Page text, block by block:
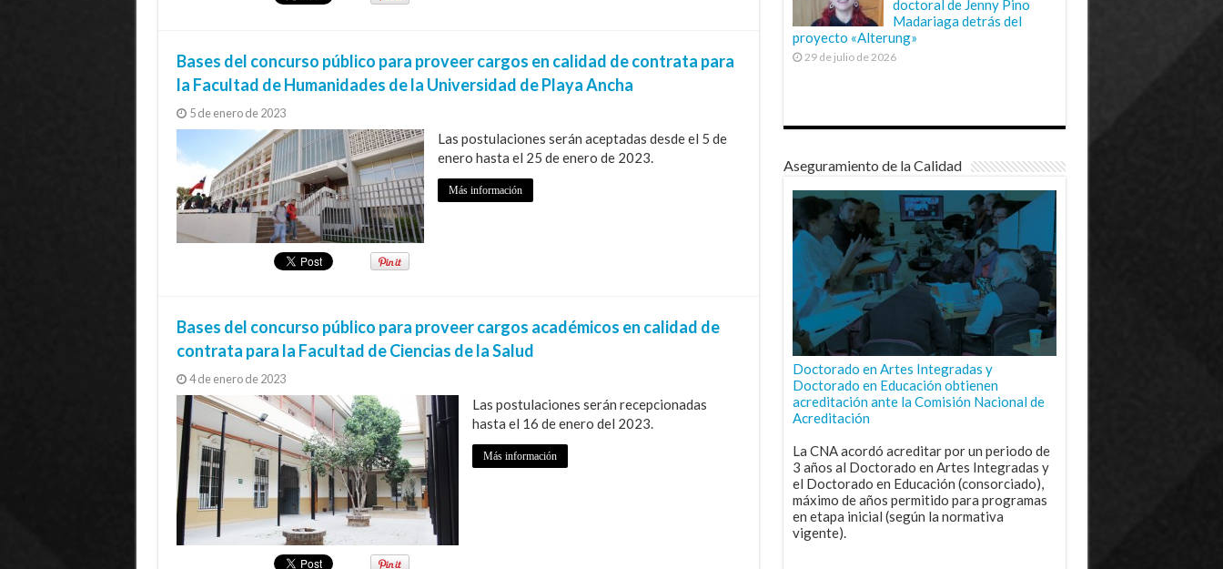
Bases del concurso público para proveer cargos en calidad de contrata para
la Facultad de Humanidades de la Universidad de Playa Ancha
5 de enero de 2023
Las postulaciones serán aceptadas desde el 5 de
enero hasta el 25 de enero de 2023.
Más información
Bases del concurso público para proveer cargos académicos en calidad de
contrata para la Facultad de Ciencias de la Salud
4 de enero de 2023
Las postulaciones serán recepcionadas
hasta el 16 de enero del 2023.
Más información
doctoral de Jenny Pino
Madariaga detrás del
proyecto «Alterung»
29 de julio de 2026
Aseguramiento de la Calidad
Doctorado en Artes Integradas y
Doctorado en Educación obtienen
acreditación ante la Comisión Nacional de
Acreditación
La CNA acordó acreditar por un periodo de
3 años al Doctorado en Artes Integradas y
el Doctorado en Educación (consorciado),
máximo de años permitido para programas
en etapa inicial (según la normativa
vigente).